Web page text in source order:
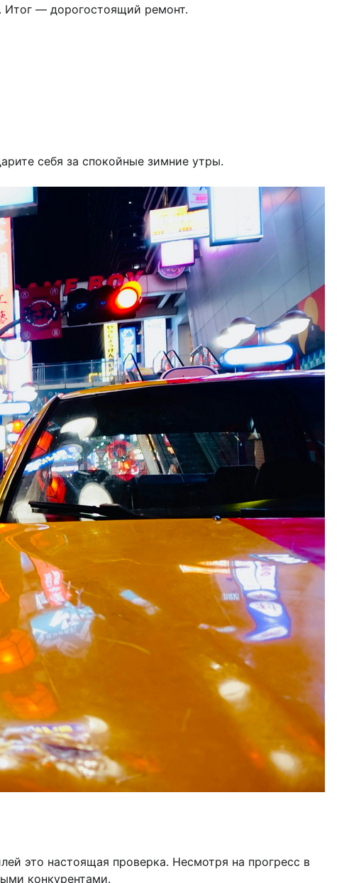
Итог — дорогостоящий ремонт.
себя за спокойные зимние утры.
это настоящая проверка. Несмотря на прогресс в
конкурентами.